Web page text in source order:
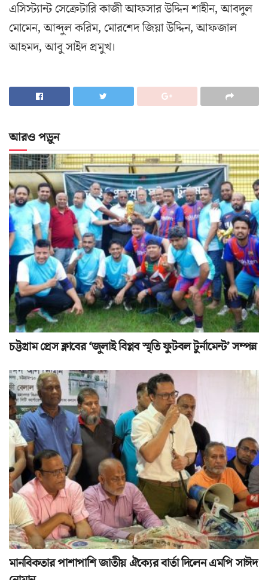
এসিস্ট্যান্ট সেক্রেটারি কাজী আফসার উদ্দিন শাহীন, আবদুল
মোমেন, আব্দুল করিম, মোরশেদ জিয়া উদ্দিন, আফজাল
আহমদ, আবু সাইদ প্রমুখ।
আরও পড়ুন
চট্টগ্রাম প্রেস ক্লাবের ‘জুলাই বিপ্লব স্মৃতি ফুটবল টুর্নামেন্ট’ সম্পন্ন
মানবিকতার পাশাপাশি জাতীয় ঐক্যের বার্তা দিলেন এমপি সাঈদ